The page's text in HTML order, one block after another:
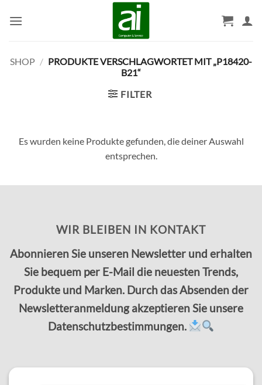
Inhalt
SHOP / PRODUKTE VERSCHLAGWORTET MIT „P18420-
B21“
FILTER
Es wurden keine Produkte gefunden, die deiner Auswahl
entsprechen.
WIR BLEIBEN IN KONTAKT
Abonnieren Sie unseren Newsletter und erhalten
Sie bequem per E-Mail die neuesten Trends,
Produkte und Marken. Durch das Absenden der
Newsletteranmeldung akzeptieren Sie unsere
Datenschutzbestimmungen.